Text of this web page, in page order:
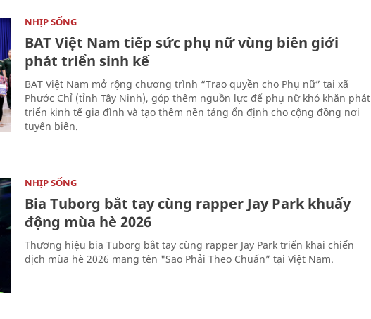
NHỊP SỐNG
BAT Việt Nam tiếp sức phụ nữ vùng biên giới
phát triển sinh kế
BAT Việt Nam mở rộng chương trình “Trao quyền cho Phụ nữ” tại xã
Phước Chỉ (tỉnh Tây Ninh), góp thêm nguồn lực để phụ nữ khó khăn phát
triển kinh tế gia đình và tạo thêm nền tảng ổn định cho cộng đồng nơi
tuyến biên.
NHỊP SỐNG
Bia Tuborg bắt tay cùng rapper Jay Park khuấy
động mùa hè 2026
Thương hiệu bia Tuborg bắt tay cùng rapper Jay Park triển khai chiến
dịch mùa hè 2026 mang tên "Sao Phải Theo Chuẩn” tại Việt Nam.